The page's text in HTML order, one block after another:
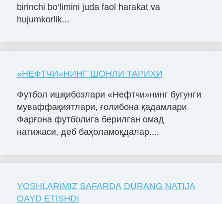
birinchi bo‘limini juda faol harakat va
hujumkorlik...
«НЕФТЧИ»НИНГ ШОНЛИ ТАРИХИ
Футбол ишқибозлари «Нефтчи»нинг бугунги
муваффақиятлари, ғолибона қадамлари
Фарғона футболига берилган омад
натижаси, деб баҳоламоқдалар....
YOSHLARIMIZ SAFARDA DURANG NATIJA
QAYD ETISHDI